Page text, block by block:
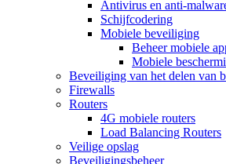
Antivirus en anti-
Schijfcodering
Mobiele beveiliging
Beheer mobiele
Mobiele
Beveiliging van het delen van
Firewalls
Routers
4G mobiele routers
Load Balancing Routers
Veilige opslag
Beveiligingsbeheer